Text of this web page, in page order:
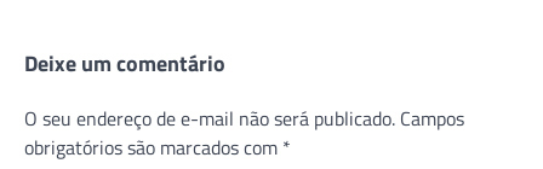
Deixe um comentário
O seu endereço de e-mail não será publicado. Campos
obrigatórios são marcados com *